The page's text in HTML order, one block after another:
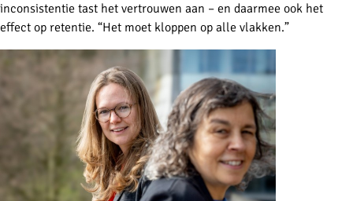
inconsistentie tast het vertrouwen aan – en daarmee ook het
effect op retentie. “Het moet kloppen op alle vlakken.”